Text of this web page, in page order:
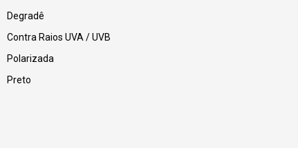
Degradê
Contra Raios UVA / UVB
Polarizada
Preto